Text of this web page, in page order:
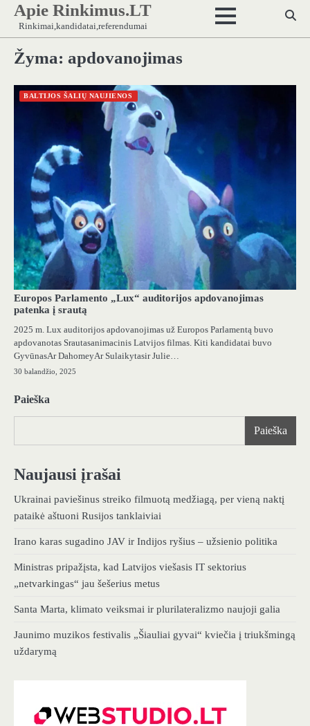
Skip
content
Apie Rinkimus.LT
Rinkimai,kandidatai,referendumai
Žyma: apdovanojimas
BALTIJOS ŠALIŲ NAUJIENOS
Europos Parlamento „Lux“ auditorijos apdovanojimas
patenka į srautą
2025 m. Lux auditorijos apdovanojimas už Europos Parlamentą buvo
apdovanotas Srautasanimacinis Latvijos filmas. Kiti kandidatai buvo
GyvūnasAr DahomeyAr Sulaikytasir Julie…
30 balandžio, 2025
Paieška
Paieška
Naujausi įrašai
Ukrainai paviešinus streiko filmuotą medžiagą, per vieną naktį
pataikė aštuoni Rusijos tanklaiviai
Irano karas sugadino JAV ir Indijos ryšius – užsienio politika
Ministras pripažįsta, kad Latvijos viešasis IT sektorius
„netvarkingas“ jau šešerius metus
Santa Marta, klimato veiksmai ir plurilateralizmo naujoji galia
Jaunimo muzikos festivalis „Šiauliai gyvai“ kviečia į triukšmingą
uždarymą